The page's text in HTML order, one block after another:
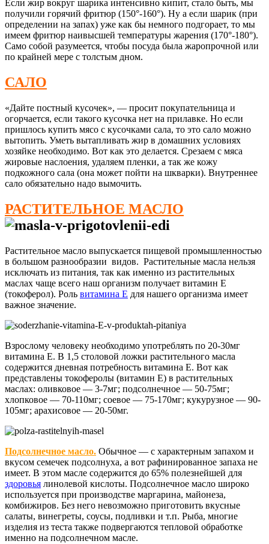
Если жир вокруг шарика интенсивно кипит, стало быть, мы
получили горячий фритюр (150°-160°). Ну а если шарик (при
определении на запах) уже как бы немного подгорает, то мы
имеем фритюр наивысшей температуры жарения (170°-180°).
Само собой разумеется, чтобы посуда была жаропрочной или
по крайней мере с толстым дном.
САЛО
«Дайте постный кусочек», — просит покупательница и
огорчается, если такого кусочка нет на прилавке. Но если
пришлось купить мясо с кусочками сала, то это сало можно
вытопить. Уметь вытапливать жир в домашних условиях
хозяйке необходимо. Вот как это делается. Срезаем с мяса
жировые наслоения, удаляем пленки, а так же кожу
подкожного сала (она может пойти на шкварки). Внутреннее
сало обязательно надо вымочить.
РАСТИТЕЛЬНОЕ МАСЛО
Растительное масло выпускается пищевой промышленностью
в большом разнообразии видов. Растительные масла нельзя
исключать из питания, так как именно из растительных
маслах чаще всего наш организм получает витамин Е
(токоферол). Роль витамина Е для нашего организма имеет
важное значение.
Взрослому человеку необходимо употреблять по 20-30мг
витамина Е. В 1,5 столовой ложки растительного масла
содержится дневная потребность витамина Е. Вот как
представлены токоферолы (витамин Е) в растительных
маслах: оливковое — 3-7мг; подсолнечное — 50-75мг;
хлопковое — 70-110мг; соевое — 75-170мг; кукурузное — 90-
105мг; арахисовое — 20-50мг.
Подсолнечное масло. Обычное — с характерным запахом и
вкусом семечек подсолнуха, а вот рафинированное запаха не
имеет. В этом масле содержится до 65% полезнейшей для
здоровья линолевой кислоты. Подсолнечное масло широко
используется при производстве маргарина, майонеза,
комбижиров. Без него невозможно приготовить вкусные
салаты, винегреты, соусы, подливки и т.п. Рыба, многие
изделия из теста также подвергаются тепловой обработке
именно на подсолнечном масле.